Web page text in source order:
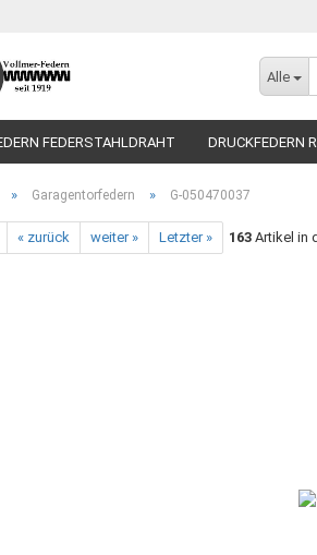
Alle
FEDERSTAHLDRAHT DRUCKFEDERN
» Garagentorfedern » G-050470037
« zurück weiter » Letzter » 163 Artikel in